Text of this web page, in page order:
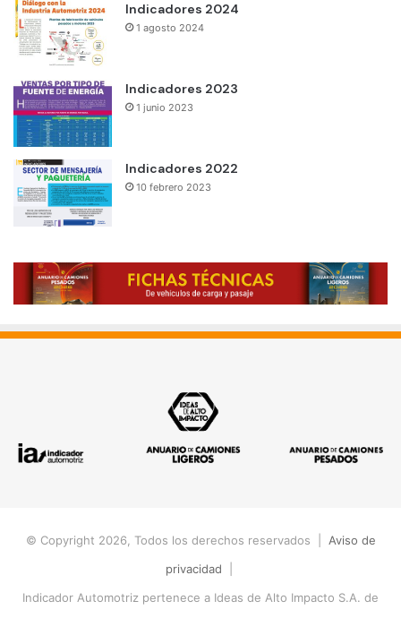
Indicadores 2024
1 agosto 2024
Indicadores 2023
1 junio 2023
Indicadores 2022
10 febrero 2023
© Copyright 2026, Todos los derechos reservados | Aviso de
privacidad
Indicador Automotriz pertenece a Ideas de Alto Impacto S.A. de